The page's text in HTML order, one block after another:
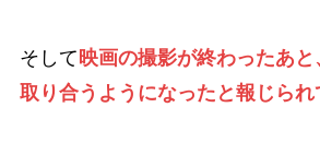
そして映画の撮影が終わったあ
取り合うようになったと報じられ